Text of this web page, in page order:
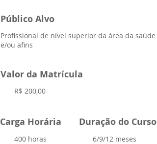
Público Alvo
Profissional de nível superior da área da saúde
e/ou afins
Valor da Matrícula
R$ 200,00
Carga Horária
400 horas
Duração do Curso
6/9/12 meses